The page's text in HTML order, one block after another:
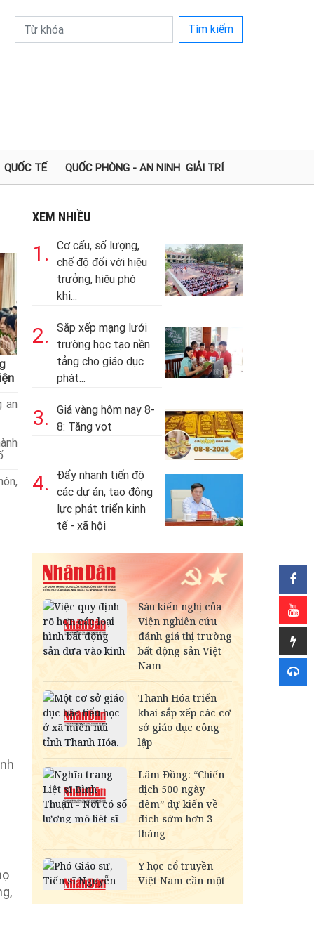
Tìm kiếm
QUỐC TẾ QUỐC PHÒNG - AN NINH GIẢI TRÍ
an
XEM NHIỀU
1.
Cơ cấu, số lượng,
chế độ đối với hiệu
trưởng, hiệu phó
khi...
2.
Sắp xếp mạng lưới
trường học tạo nền
tảng cho giáo dục
phát...
3.
Giá vàng hôm nay 8-
8: Tăng vọt
4.
Đẩy nhanh tiến độ
các dự án, tạo động
lực phát triển kinh
tế - xã hội